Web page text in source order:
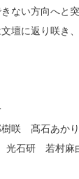
ない方向へと
壇に返り咲き
樹咲 髙石あか
光石研 若村麻